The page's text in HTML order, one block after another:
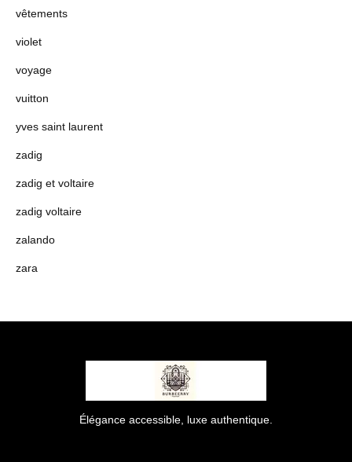
vêtements
violet
voyage
vuitton
yves saint laurent
zadig
zadig et voltaire
zadig voltaire
zalando
zara
Élégance accessible, luxe authentique.